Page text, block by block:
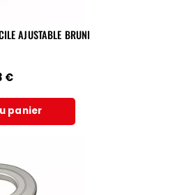
AJUSTABLE BRUNI
€
panier